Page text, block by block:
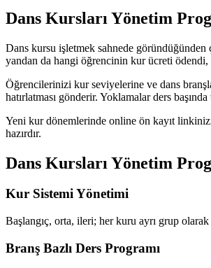
Dans Kursları Yönetim
Dans kursu işletmek sahnede göründüğünden
yandan da hangi öğrencinin kur ücreti ödendi,
Öğrencilerinizi kur seviyelerine ve dans
hatırlatması gönderir. Yoklamalar ders
Yeni kur dönemlerinde online ön kayıt
hazırdır.
Dans Kursları Yönetim
Kur Sistemi Yönetimi
Başlangıç, orta, ileri; her kuru ayrı grup
Branş Bazlı Ders Programı